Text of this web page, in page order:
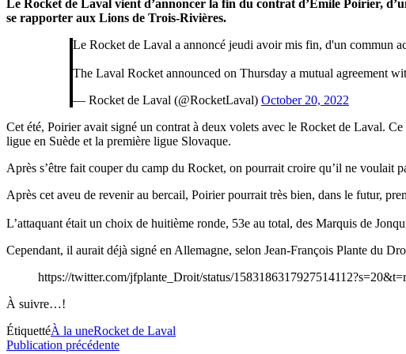
Le Rocket de Laval vient d’annoncer la fin du contrat d’Émile Poirier,
se rapporter aux Lions de Trois-Rivières.
Le Rocket de Laval a annoncé jeudi avoir mis fin, d'un commun
The Laval Rocket announced on Thursday a mutual agreement
— Rocket de Laval (@RocketLaval) October 20, 2022
Cet été, Poirier avait signé un contrat à deux volets avec le Rocket de Laval.
ligue en Suède et la première ligue Slovaque.
Après s’être fait couper du camp du Rocket, on pourrait croire qu’il ne voulait
Après cet aveu de revenir au bercail, Poirier pourrait très bien, dans le futur,
L’attaquant était un choix de huitième ronde, 53e au total, des Marquis de
Cependant, il aurait déjà signé en Allemagne, selon Jean-François Plante du
https://twitter.com/jfplante_Droit/status/
À suivre…!
ÉtiquettéÀ la uneRocket de Laval
Navigation
Publication précédentePublication